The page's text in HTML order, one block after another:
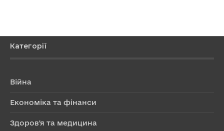
Категорії
Війна
Економіка та фінанси
Здоров'я та медицина